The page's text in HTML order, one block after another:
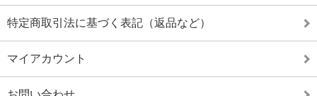
特定商取引法に基づく表記（返品など）
マイアカウント